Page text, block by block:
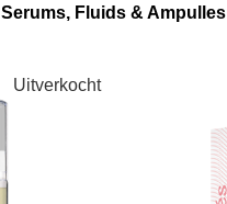
Serums, Fluids & Ampulles
Uitverkocht